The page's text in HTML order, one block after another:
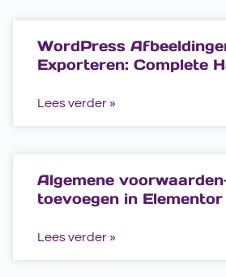
WordPress
Exporteren: Complete
Lees verder »
Algemene
toevoegen in Elementor
Lees verder »